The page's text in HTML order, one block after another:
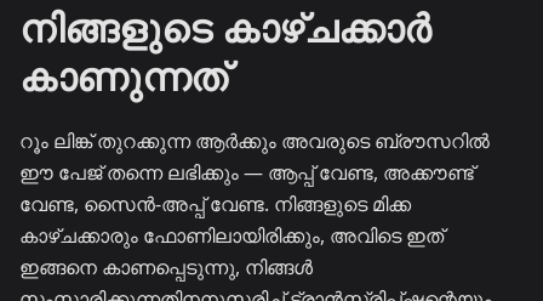
നിങ്ങളുടെ കാഴ്ചക്കാർ
കാണുന്നത്
റൂം ലിങ്ക് തുറക്കുന്ന ആർക്കും അവരുടെ ബ്രൗസറിൽ
ഈ പേജ് തന്നെ ലഭിക്കും — ആപ്പ് വേണ്ട, അക്കൗണ്ട്
വേണ്ട, സൈൻ-അപ്പ് വേണ്ട. നിങ്ങളുടെ മിക്ക
കാഴ്ചക്കാരും ഫോണിലായിരിക്കും, അവിടെ ഇത്
ഇങ്ങനെ കാണപ്പെടുന്നു, നിങ്ങൾ